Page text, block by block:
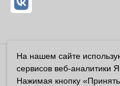
Владелец сайта ООО
Все права защищены ©2026
На нашем сайте
сервисов веб-аналитики
Нажимая кнопку